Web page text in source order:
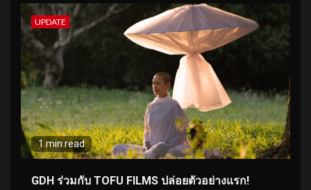
UPDATE
1 min read
GDH ร่วมกับ TOFU FILMS ปล่อยตัวอย่างแรก!